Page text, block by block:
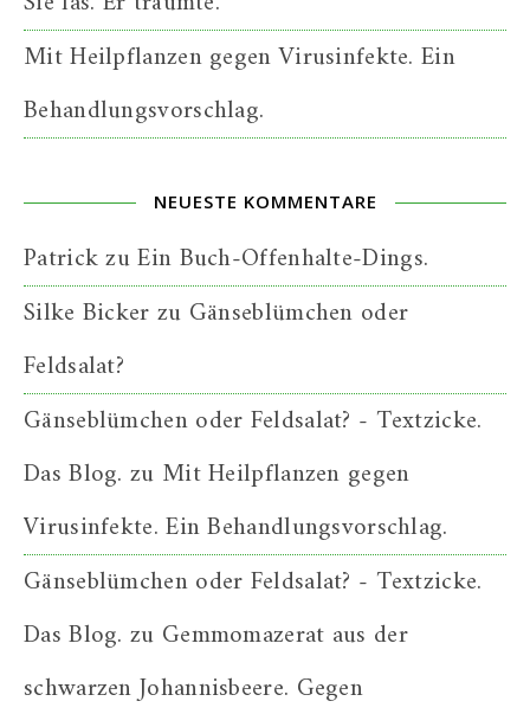
Mit Heilpflanzen gegen Virusinfekte. Ein
Behandlungsvorschlag.
NEUESTE KOMMENTARE
PatrickzuEin Buch-Offenhalte-Dings.
Silke Bickerzu Gänseblümchen oder
Feldsalat?
Gänseblümchen oder Feldsalat? - Textzicke.
Das Blog. zu Mit Heilpflanzen gegen
Virusinfekte. Ein Behandlungsvorschlag.
Gänseblümchen oder Feldsalat? - Textzicke.
Das Blog. zu Gemmomazerat aus der
schwarzen Johannisbeere. Gegen